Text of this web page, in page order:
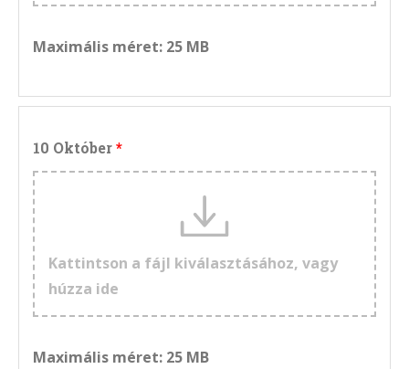
Maximális méret: 25 MB
10 Október
Kattintson a fájl kiválasztásához, vagy
húzza ide
Maximális méret: 25 MB